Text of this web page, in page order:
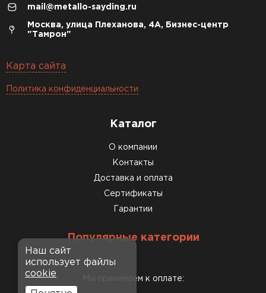
mail@metallo-sayding.ru
Москва, улица Плеханова, 4А, Бизнес-центр
"Тамрон"
Карта сайта
Политика конфиденциальности
Каталог
О компании
Контакты
Доставка и оплата
Сертификаты
Гарантии
Популярные категории
Мы принимаем к оплате:
Наш сайт
использует файлы
cookie